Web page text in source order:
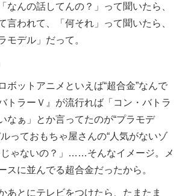
なんの話してんの？」って聞いたら、
言われて、「何それ」って聞いたら、
モデル」だって。
ットアニメといえば“超合金”なんで
トラーＶ』が流行れば「コン・バトラ
なぁ」とか言ってたのが“プラモデ
っておもちゃ屋さんの“人気がないゾ
じゃないの？」……そんなイメージ。メ
スに並んでる超合金だったから。
あとにテレビをつけたら、たまたま